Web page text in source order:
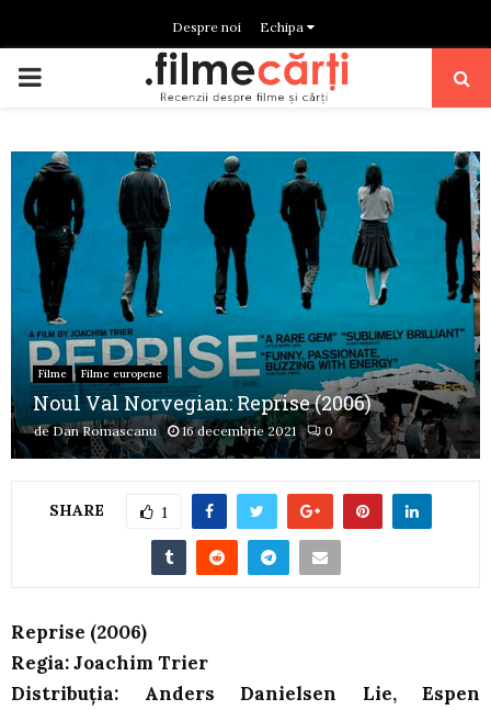
Despre noi Echipa
PRIMARY
Filme Filme europene
Noul Val Norvegian: Reprise (2006)
deDan Romascanu 16 decembrie 2021 0
SHARE 1
Reprise (2006)
Regia: Joachim Trier
Distribuția: Anders Danielsen Lie, Espen